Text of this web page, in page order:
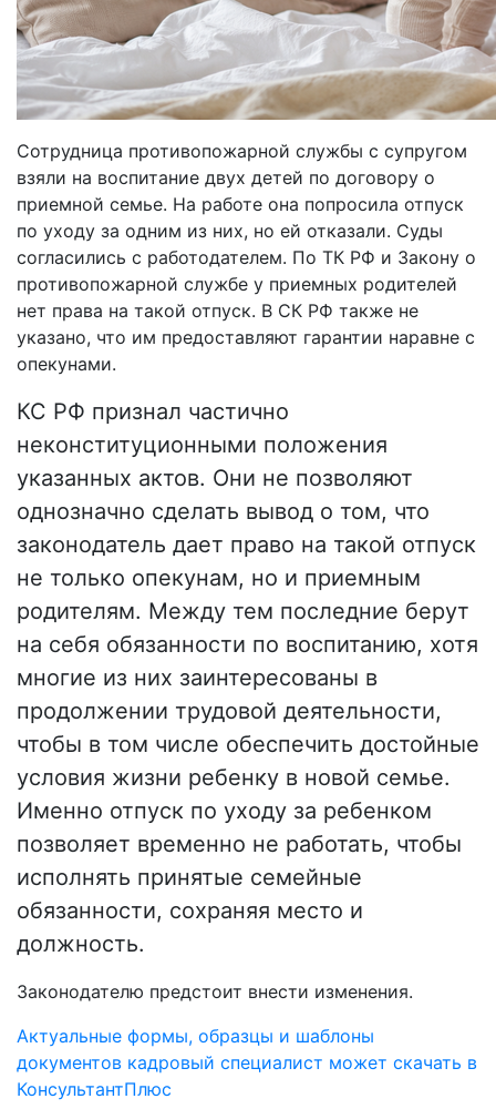
Сотрудница противопожарной службы с супругом
взяли на воспитание двух детей по договору о
приемной семье. На работе она попросила отпуск
по уходу за одним из них, но ей отказали. Суды
согласились с работодателем. По ТК РФ и Закону о
противопожарной службе у приемных родителей
нет права на такой отпуск. В СК РФ также не
указано, что им предоставляют гарантии наравне с
опекунами.
КС РФ признал частично
неконституционными положения
указанных актов. Они не позволяют
однозначно сделать вывод о том, что
законодатель дает право на такой отпуск
не только опекунам, но и приемным
родителям. Между тем последние берут
на себя обязанности по воспитанию, хотя
многие из них заинтересованы в
продолжении трудовой деятельности,
чтобы в том числе обеспечить достойные
условия жизни ребенку в новой семье.
Именно отпуск по уходу за ребенком
позволяет временно не работать, чтобы
исполнять принятые семейные
обязанности, сохраняя место и
должность.
Законодателю предстоит внести изменения.
Актуальные формы, образцы и шаблоны
документов кадровый специалист может скачать в
КонсультантПлюс